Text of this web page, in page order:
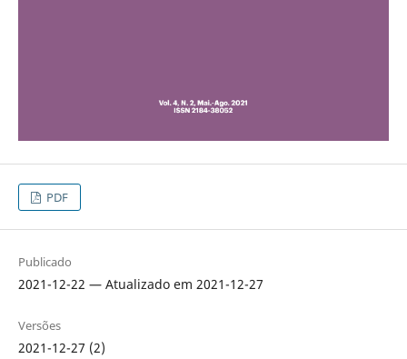
PDF
Publicado
2021-12-22 — Atualizado em 2021-12-27
Versões
2021-12-27 (2)